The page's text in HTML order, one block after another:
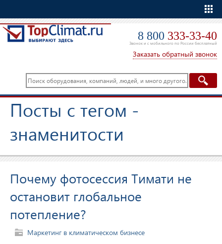
8 800 333-33-40
Звонок и с мобильного по России бесплатный
Заказать обратный звонок
Посты с тегом -
знаменитости
Почему фотосессия Тимати не
остановит глобальное
потепление?
Маркетинг в климатическом бизнесе